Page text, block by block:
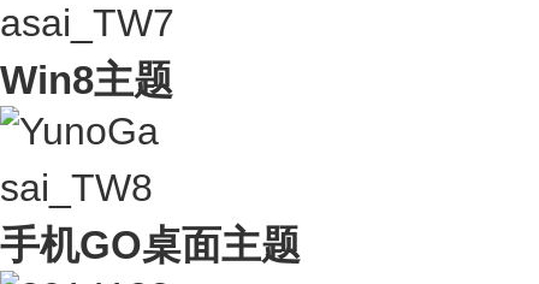
Win8主题
手机GO桌面主题